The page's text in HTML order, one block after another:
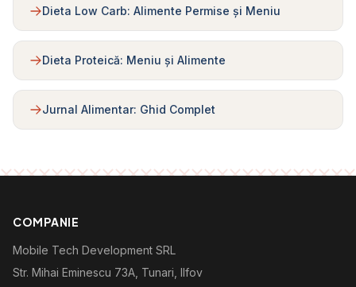
Dieta Low Carb: Alimente Permise și Meniu
Dieta Proteică: Meniu și Alimente
Jurnal Alimentar: Ghid Complet
COMPANIE
Mobile Tech Development SRL
Str. Mihai Eminescu 73A, Tunari, Ilfov